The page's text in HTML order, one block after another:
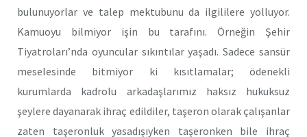
bulunuyorlar ve talep mektubunu da ilgililere yolluyor.
Kamuoyu bilmiyor işin bu tarafını. Örneğin Şehir
Tiyatroları’nda oyuncular sıkıntılar yaşadı. Sadece sansür
meselesinde bitmiyor ki kısıtlamalar; ödenekli
kurumlarda kadrolu arkadaşlarımız haksız hukuksuz
şeylere dayanarak ihraç edildiler, taşeron olarak çalışanlar
zaten taşeronluk yasadışıyken taşeronken bile ihraç